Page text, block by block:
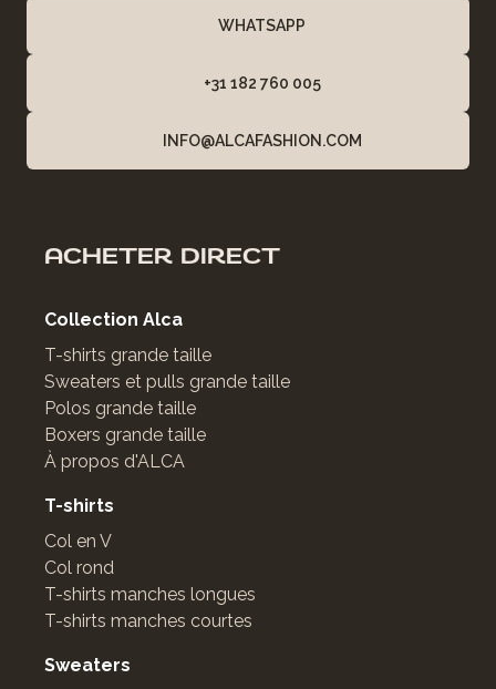
WHATSAPP
+31 182 760 005
INFO@ALCAFASHION.COM
ACHETER DIRECT
Collection Alca
T-shirts grande taille
Sweaters et pulls grande taille
Polos grande taille
Boxers grande taille
À propos d'ALCA
T-shirts
Col en V
Col rond
T-shirts manches longues
T-shirts manches courtes
Sweaters